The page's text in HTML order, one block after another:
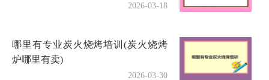
2026-03-18
哪里有专业炭火烧烤培训(炭火烧烤
炉哪里有卖)
2026-03-30